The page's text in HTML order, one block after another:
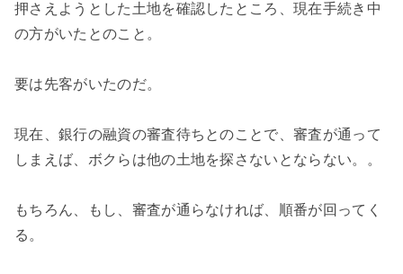
押さえようとした土地を確認したところ、現在手続き中
の方がいたとのこと。
要は先客がいたのだ。
現在、銀行の融資の審査待ちとのことで、審査が通って
しまえば、ボクらは他の土地を探さないとならない。。
もちろん、もし、審査が通らなければ、順番が回ってく
る。